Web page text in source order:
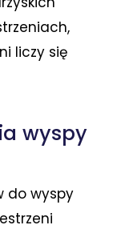
liczy się
wyspy
do wyspy